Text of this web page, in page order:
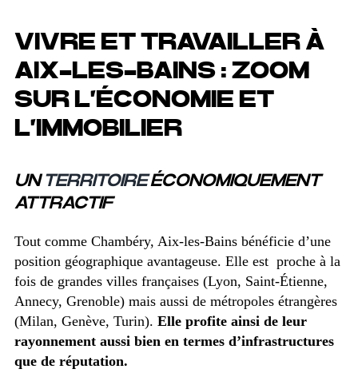
VIVRE ET TRAVAILLER À
AIX-LES-BAINS : ZOOM
SUR L’ÉCONOMIE ET
L’IMMOBILIER
UNTERRITOIREÉCONOMIQUEMENT
ATTRACTIF
Tout comme Chambéry, Aix-les-Bains bénéficie d’une
position géographique avantageuse. Elle est proche à la
fois de grandes villes françaises (Lyon, Saint-Étienne,
Annecy, Grenoble) mais aussi de métropoles étrangères
(Milan, Genève, Turin). Elle profite ainsi de leur
rayonnement aussi bien en termes d’infrastructures
que de réputation.